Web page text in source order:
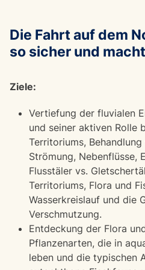
Die Fahrt auf dem
so sicher und
Ziele:
Vertiefung der fluvialen
und seiner aktiven Rolle
Territoriums,
Strömung, Nebenflüsse,
Flusstäler vs.
Territoriums, Flora und
Wasserkreislauf und die
Verschmutzung.
Entdeckung der Flora
Pflanzenarten, die in
leben und die typischen